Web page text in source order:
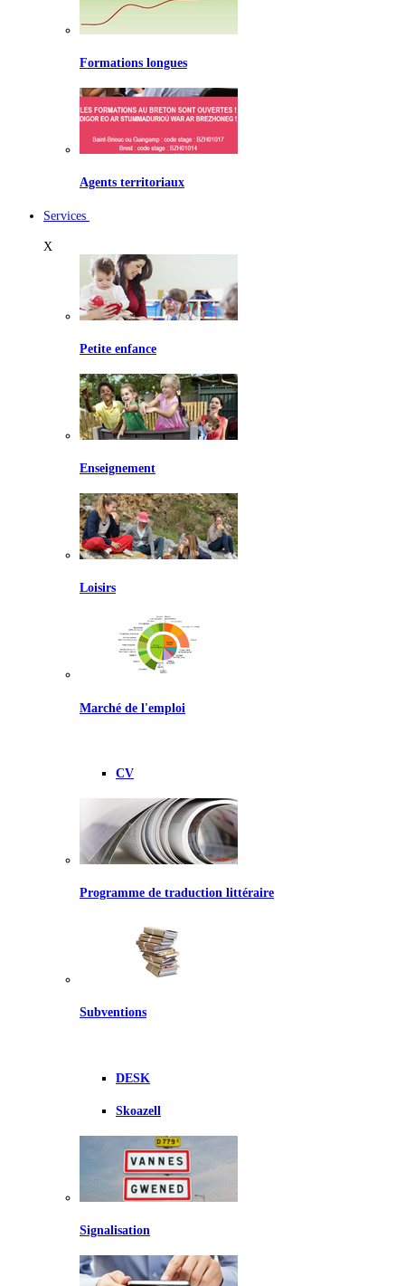
Formations longues
Agents territoriaux
Services
X
Petite enfance
Enseignement
Loisirs
Marché de l'emploi
CV
Programme de traduction littéraire
Subventions
DESK
Skoazell
Signalisation